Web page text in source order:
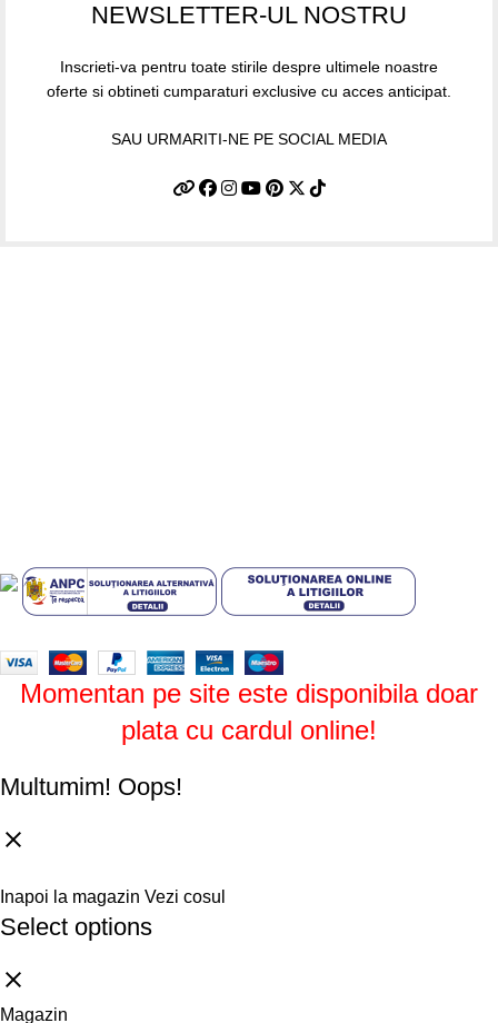
NEWSLETTER-UL NOSTRU
Inscrieti-va pentru toate stirile despre ultimele noastre
oferte si obtineti cumparaturi exclusive cu acces anticipat.
SAU URMARITI-NE PE SOCIAL MEDIA
Momentan pe site este disponibila doar
plata cu cardul online!
Multumim! Oops!
Inapoi la magazin Vezi cosul
Select options
Magazin